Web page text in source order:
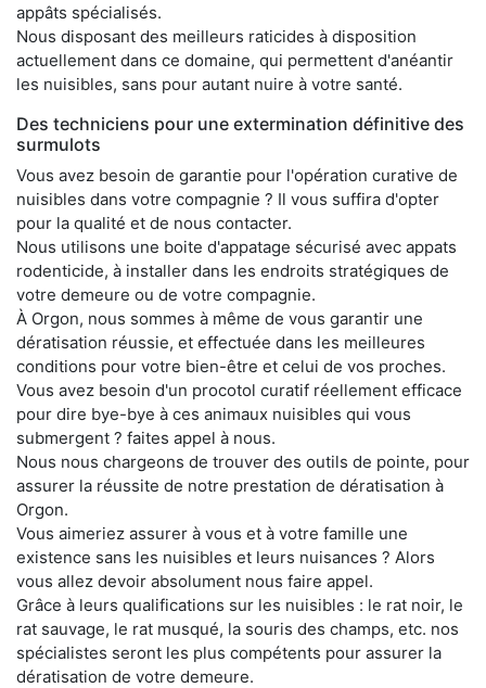
appâts spécialisés.
Nous disposant des meilleurs raticides à disposition
actuellement dans ce domaine, qui permettent d'anéantir
les nuisibles, sans pour autant nuire à votre santé.
Des techniciens pour une extermination définitive des
surmulots
Vous avez besoin de garantie pour l'opération curative de
nuisibles dans votre compagnie ? Il vous suffira d'opter
pour la qualité et de nous contacter.
Nous utilisons une boite d'appatage sécurisé avec appats
rodenticide, à installer dans les endroits stratégiques de
votre demeure ou de votre compagnie.
À Orgon, nous sommes à même de vous garantir une
dératisation réussie, et effectuée dans les meilleures
conditions pour votre bien-être et celui de vos proches.
Vous avez besoin d'un procotol curatif réellement efficace
pour dire bye-bye à ces animaux nuisibles qui vous
submergent ? faites appel à nous.
Nous nous chargeons de trouver des outils de pointe, pour
assurer la réussite de notre prestation de dératisation à
Orgon.
Vous aimeriez assurer à vous et à votre famille une
existence sans les nuisibles et leurs nuisances ? Alors
vous allez devoir absolument nous faire appel.
Grâce à leurs qualifications sur les nuisibles : le rat noir, le
rat sauvage, le rat musqué, la souris des champs, etc. nos
spécialistes seront les plus compétents pour assurer la
dératisation de votre demeure.